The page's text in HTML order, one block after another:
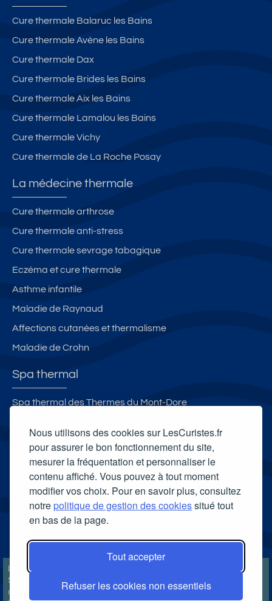
Nous utilisons des cookies sur LesCuristes.fr
pour assurer le bon fonctionnement du site,
mesurer la fréquentation et personnaliser le
contenu affiché. Vous pouvez à tout moment
modifier vos choix. Pour en savoir plus, consultez
notrepolitique de gestion des cookiessitué tout
en bas de la page.
Tout accepter
Refuser les cookies non essentiels
Cure thermale Balaruc les Bains
Cure thermale Avène les Bains
Cure thermale Dax
Cure thermale Brides les Bains
Cure thermale Aix les Bains
Cure thermale Lamalou les Bains
Cure thermale Vichy
Cure thermale de La Roche Posay
La médecine thermale
Cure thermale arthrose
Cure thermale anti-stress
Cure thermale sevrage tabagique
Eczéma et cure thermale
Asthme infantile
Maladie de Raynaud
Affections cutanées et thermalisme
Maladie de Crohn
Spa thermal
Spa thermal des Thermes du Mont-Dore
Spa Thermal Avène
Carte cadeau spa Vichy
Carte cadeau spa Bagnoles-de-l'Orne
Carte cadeau spa Saubusse
Carte cadeau spa Châtel-Guyon
LesCuristes.fr participe et est conforme à l'ensemble des
Spécifications et Politiques du Transparency & Consent Framework
de l'IAB Europe et utilise la Consent Management Platform n°92.